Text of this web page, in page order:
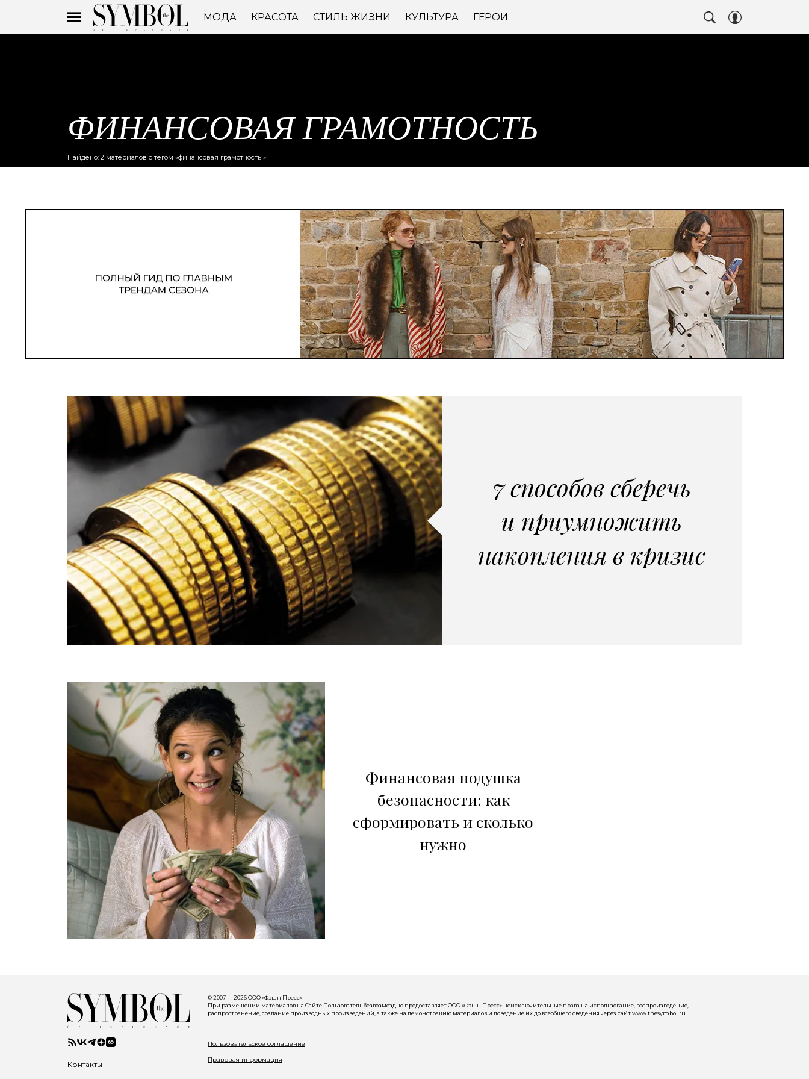
МОДА КРАСОТА СТИЛЬ ЖИЗНИ КУЛЬТУРА ГЕРОИ
ФИНАНСОВАЯ ГРАМОТНОСТЬ
Найдено: 2 материалов с тегом «финансовая грамотность »
7 способов сберечь
и приумножить
накопления в кризис
Финансовая подушка
безопасности: как
сформировать и сколько
нужно
Контакты
Пользовательское соглашение
Правовая информация
© 2007 — 2026 ООО «Фэшн Пресс»
При размещении материалов на Сайте Пользователь безвозмездно предоставляет ООО «Фэшн Пресс» неисключительные права на использование, воспроизведение,
распространение, создание производных произведений, а также на демонстрацию материалов и доведение их до всеобщего сведения через сайтwww.thesymbol.ru.